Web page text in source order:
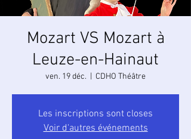
Mozart VS Mozart à
Leuze-en-Hainaut
ven. 19 déc. CDHO Théâtre
Les inscriptions sont closes
Voir d'autres événements